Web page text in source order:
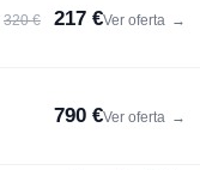
320 € 217 €Ver oferta →
790 €Ver oferta →